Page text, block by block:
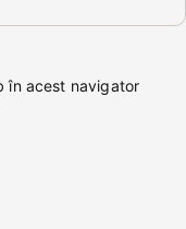
în acest navigator